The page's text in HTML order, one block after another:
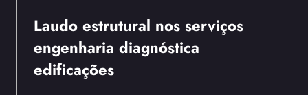
Laudo estrutural nos serviços
engenharia diagnóstica
edificações